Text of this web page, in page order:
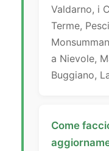
Valdarno, i
Terme,
a Nievole,
Buggiano,
Come